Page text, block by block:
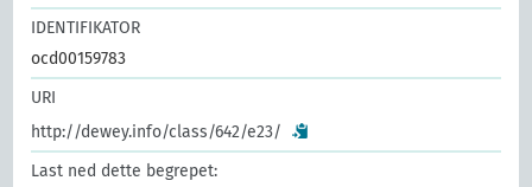
IDENTIFIKATOR
ocd00159783
URI
http://dewey.info/class/642/e23/
Last ned dette begrepet: